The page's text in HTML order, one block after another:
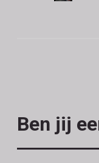
Ben jij